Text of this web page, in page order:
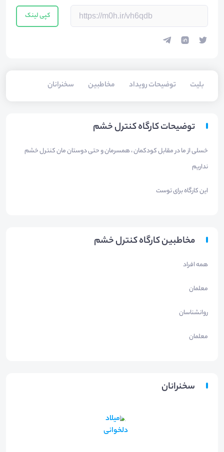
کپی لینک
بلیت‌ توضیحات رویداد مخاطبین سخنرانان
توضیحات کارگاه کنترل خشم
خسلی از ما در مقابل کودکمان ، همسرمان و حتی دوستان مان کنترل خشم
نداریم
این کارگاه برای توست
مخاطبین کارگاه کنترل خشم
همه افراد
معلمان
روانشناسان
معلمان
سخنرانان